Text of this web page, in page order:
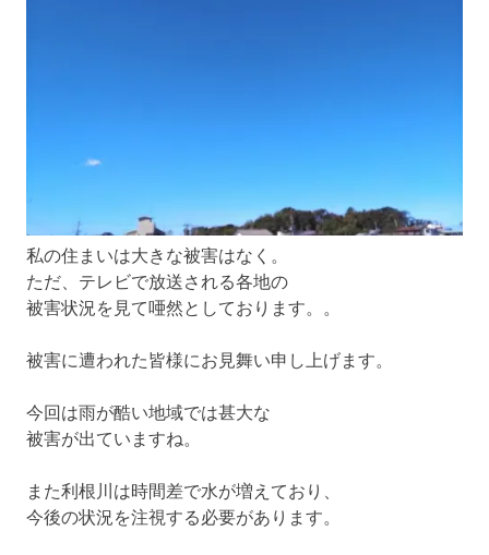
私の住まいは大きな被害はなく。
ただ、テレビで放送される各地の
被害状況を見て唖然としております。。
被害に遭われた皆様にお見舞い申し上げます。
今回は雨が酷い地域では甚大な
被害が出ていますね。
また利根川は時間差で水が増えており、
今後の状況を注視する必要があります。